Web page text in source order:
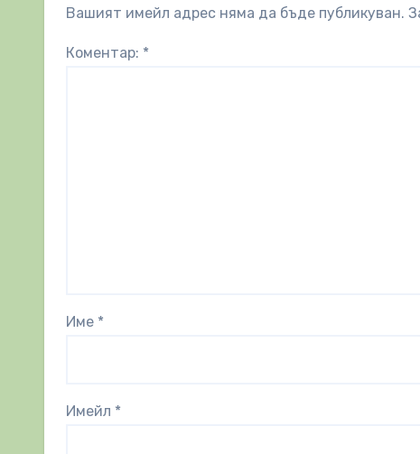
Вашият имейл адрес няма да бъде публикуван.
Коментар: *
Име *
Имейл *